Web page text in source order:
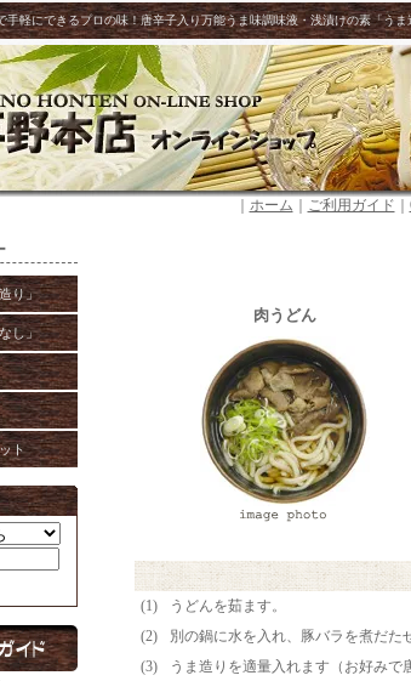
手軽にできるプロの味！唐辛子入り万能うま味調味液・浅漬けの素「う
ホーム ご利用ガイド
り」
し」
ト
肉うどん
(1)
うどんを茹ます。
(2)
別の鍋に水を入れ、豚バラを煮だ
(3)
うま造りを適量入れます（お好みで